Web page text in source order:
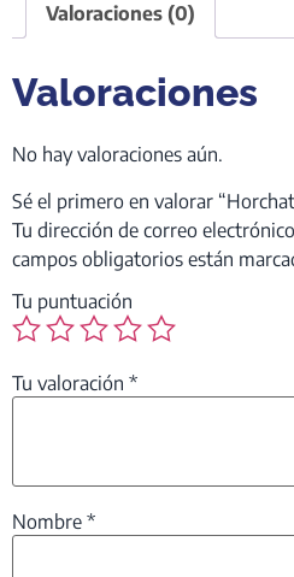
Valoraciones (0)
Valoraciones
No hay valoraciones aún.
Sé el primero en valorar
Tu dirección de correo
campos obligatorios están
Tu puntuación
Tu valoración *
Nombre *